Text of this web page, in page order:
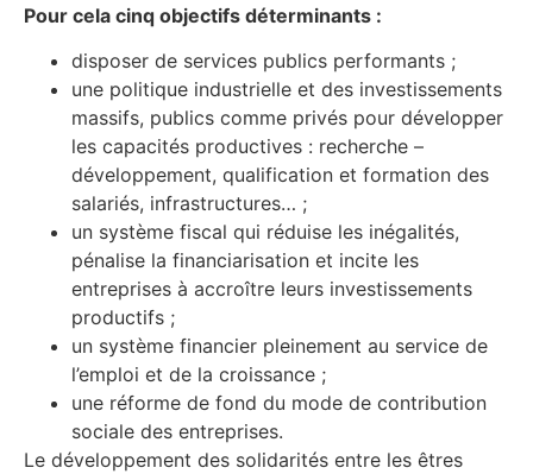
Pour cela cinq objectifs déterminants :
disposer de services publics performants ;
une politique industrielle et des investissements
massifs, publics comme privés pour développer
les capacités productives : recherche –
développement, qualification et formation des
salariés, infrastructures… ;
un système fiscal qui réduise les inégalités,
pénalise la financiarisation et incite les
entreprises à accroître leurs investissements
productifs ;
un système financier pleinement au service de
l’emploi et de la croissance ;
une réforme de fond du mode de contribution
sociale des entreprises.
Le développement des solidarités entre les êtres